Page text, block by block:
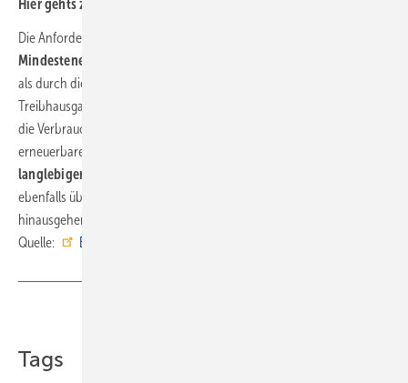
Hier gehts zu
Die Anforderungen umfassen strengere
Mindestenergieeffizienzwerte für den Betrieb
als durch die Ökodesign-Verordnung vorgeschrieben, so dass die
Treibhausgasemissionen weiter reduziert werden – umso mehr, wenn
die Verbraucher*innen zusätzlich den Betriebsstrom aus
erneuerbaren Quellen beziehen. Zudem werden die
langlebiger Abbauprodukte von Kältemitteln
ebenfalls über die Grenzwerte der Ökodesign-Verordnung
hinausgehend, die
Quelle:
Blauer Engel
Tags